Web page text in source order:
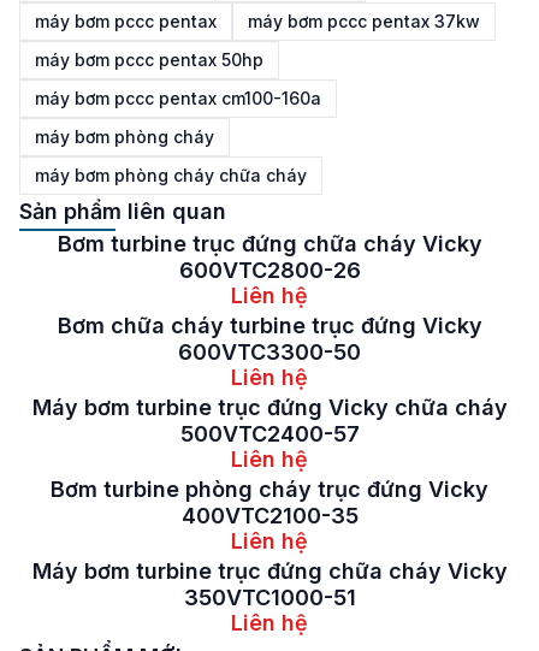
máy bơm pccc pentax
máy bơm pccc pentax 37kw
máy bơm pccc pentax 50hp
máy bơm pccc pentax cm100-160a
máy bơm phòng cháy
máy bơm phòng cháy chữa cháy
Sản phẩm liên quan
Bơm turbine trục đứng chữa cháy Vicky
600VTC2800-26
Liên hệ
Bơm chữa cháy turbine trục đứng Vicky
600VTC3300-50
Liên hệ
Máy bơm turbine trục đứng Vicky chữa cháy
500VTC2400-57
Liên hệ
Bơm turbine phòng cháy trục đứng Vicky
400VTC2100-35
Liên hệ
Máy bơm turbine trục đứng chữa cháy Vicky
350VTC1000-51
Liên hệ